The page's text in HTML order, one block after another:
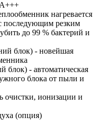
нагревается
последующим резким
до 99 % бактерий и
блок) - новейшая
блок) - автоматическая
блока от пыли и
очистки, ионизации и
(опция)